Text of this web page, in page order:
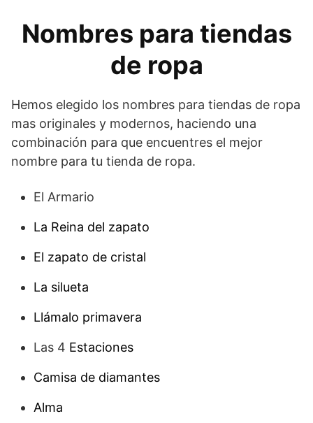
Nombres para tiendas
de ropa
Hemos elegido los nombres para tiendas de ropa
mas originales y modernos, haciendo una
combinación para que encuentres el mejor
nombre para tu tienda de ropa.
El Armario
La Reina del zapato
El zapato de cristal
La silueta
Llámalo primavera
Las 4 Estaciones
Camisa de diamantes
Alma